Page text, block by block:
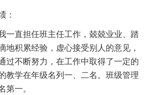
：
一直担任班主任工作，兢兢业业、踏
地积累经验，虚心接受别人的意见，
过不断努力，在工作中取得了一定的
教学在年级名列一、二名。班级管理
第一。